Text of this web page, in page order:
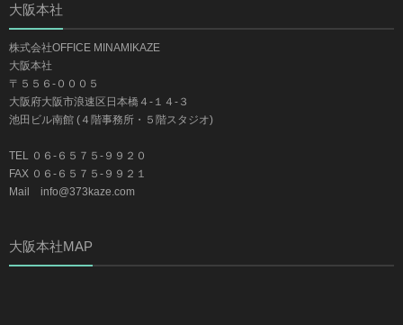
大阪本社
株式会社OFFICE MINAMIKAZE
大阪本社
〒５５６-０００５
大阪府大阪市浪速区日本橋４-１４-３
池田ビル南館 (４階事務所・５階スタジオ)
TEL ０６-６５７５-９９２０
FAX ０６-６５７５-９９２１
Mail info@373kaze.com
大阪本社MAP